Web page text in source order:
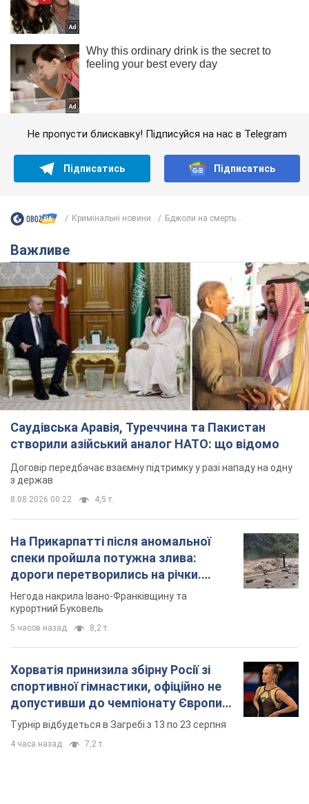
Не пропусти блискавку! Підписуйся на нас в Telegram
Підписатись Підписатись
Кримінальні новини Бджоли на смерть...
Важливе
Саудівська Аравія, Туреччина та Пакистан
створили азійський аналог НАТО: що відомо
Договір передбачає взаємну підтримку у разі нападу на одну
з держав
8.08.2026 00:22 4,5 т.
На Прикарпатті після аномальної
спеки пройшла потужна злива:
дороги перетворились на річки.
Відео
Негода накрила Івано-Франківщину та
курортний Буковель
5 часов назад 8,2 т.
Хорватія принизила збірну Росії зі
спортивної гімнастики, офіційно не
допустивши до чемпіонату Європи
основних спортсменів
Турнір відбудеться в Загребі з 13 по 23 серпня
4 часа назад 7,2 т.